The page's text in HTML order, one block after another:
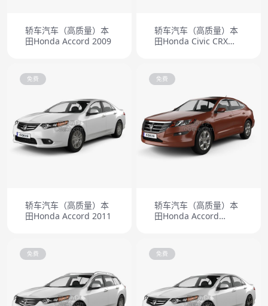
轿车汽车（高质量）本
田Honda Accord 2009
轿车汽车（高质量）本
田Honda Civic CRX
免费
轿车汽车（高质量）本
田Honda Accord 2011
免费
轿车汽车（高质量）本
田Honda Accord
免费 免费